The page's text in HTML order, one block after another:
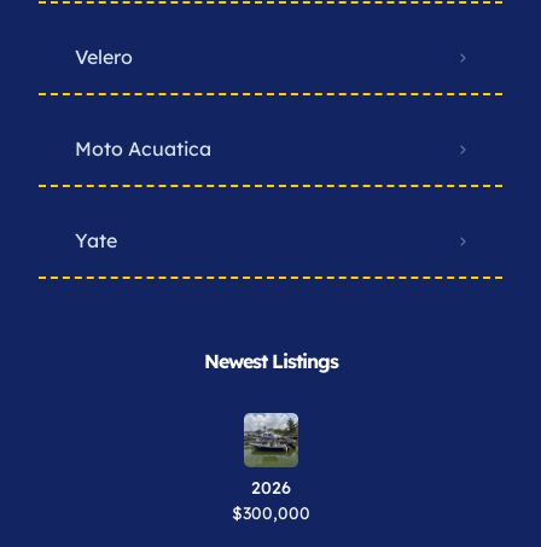
Velero
Moto Acuatica
Yate
Newest Listings​
2026
$300,000